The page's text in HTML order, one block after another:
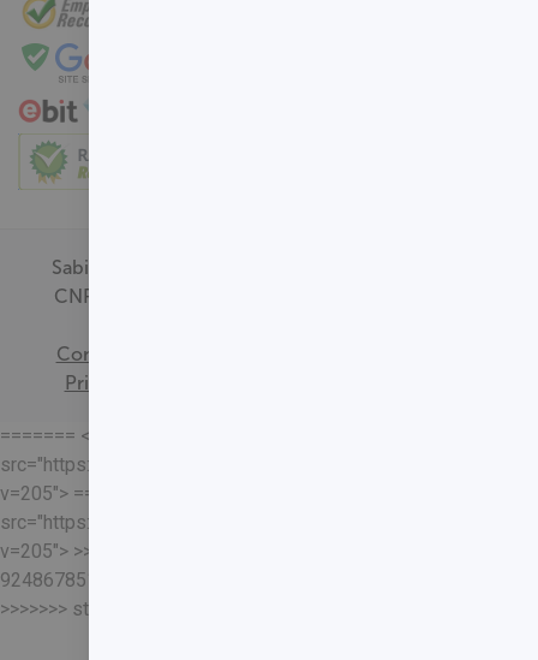
Sabin Medicina Diagnóstica -
CNPJ - 00.718.528/0001-09
Consentimento
Privacidade
======= <<<<<<< HEAD
src="https://loja.sabin.com.br//skin/frontend/sabin/default/
v=205"> =======
src="https://loja.sabin.com.br//skin/frontend/sabin/default/
v=205"> >>>>>>>
92486785178204652eaf37adafb13ec7f5401a93
>>>>>>> staging-merge